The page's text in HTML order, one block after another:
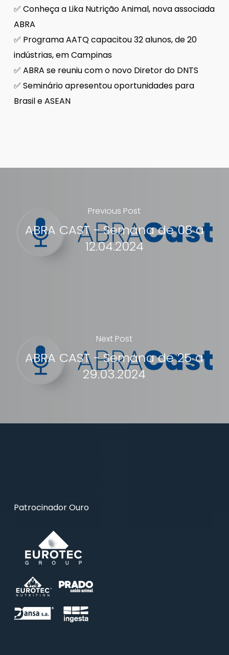
✅ Conheça a Lika Nutrição Animal, nova associada
ABRA
✅ Programa AATQ capacitou 32 alunos, de 20
indústrias, em Campinas
✅ ABRA se reuniu com o novo Diretor do DNTS
✅ Seminário apresentou oportunidades para
Brasil e ASEAN
Previous Post
ABRA CAST - Semana de 08 a
12.04.2024
Next Post
ABRA CAST - Semana de 25 a
29.03.2024
Patrocinador Ouro